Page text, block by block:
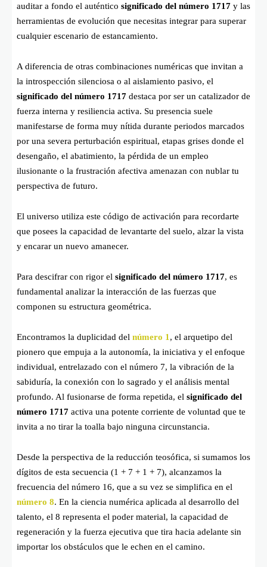
auditar a fondo el auténtico significado del número 1717 y las
herramientas de evolución que necesitas integrar para superar
cualquier escenario de estancamiento.
A diferencia de otras combinaciones numéricas que invitan a
la introspección silenciosa o al aislamiento pasivo, el
significado del número 1717 destaca por ser un catalizador de
fuerza interna y resiliencia activa. Su presencia suele
manifestarse de forma muy nítida durante periodos marcados
por una severa perturbación espiritual, etapas grises donde el
desengaño, el abatimiento, la pérdida de un empleo
ilusionante o la frustración afectiva amenazan con nublar tu
perspectiva de futuro.
El universo utiliza este código de activación para recordarte
que posees la capacidad de levantarte del suelo, alzar la vista
y encarar un nuevo amanecer.
Para descifrar con rigor el significado del número 1717, es
fundamental analizar la interacción de las fuerzas que
componen su estructura geométrica.
Encontramos la duplicidad del número 1 , el arquetipo del
pionero que empuja a la autonomía, la iniciativa y el enfoque
individual, entrelazado con el número 7, la vibración de la
sabiduría, la conexión con lo sagrado y el análisis mental
profundo. Al fusionarse de forma repetida, el significado del
número 1717 activa una potente corriente de voluntad que te
invita a no tirar la toalla bajo ninguna circunstancia.
Desde la perspectiva de la reducción teosófica, si sumamos los
dígitos de esta secuencia (1 + 7 + 1 + 7), alcanzamos la
frecuencia del número 16, que a su vez se simplifica en el
número 8. En la ciencia numérica aplicada al desarrollo del
talento, el 8 representa el poder material, la capacidad de
regeneración y la fuerza ejecutiva que tira hacia adelante sin
importar los obstáculos que le echen en el camino.